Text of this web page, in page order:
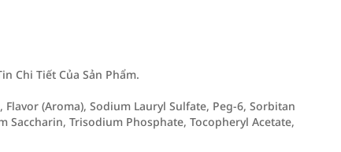
Chi Tiết Của Sản Phẩm.
(Aroma), Sodium Lauryl Sulfate, Peg-6, Sorbitan
Saccharin, Trisodium Phosphate, Tocopheryl Acetate,